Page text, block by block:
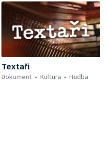
Textaři
Dokument
Kultura Hudba